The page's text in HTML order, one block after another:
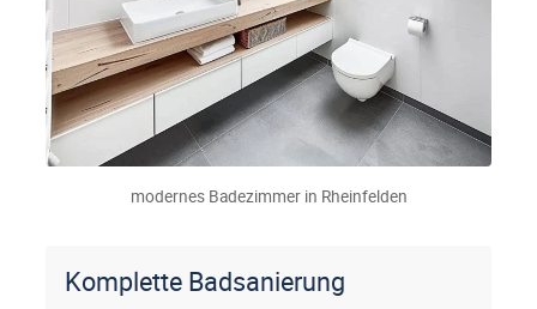
modernes Badezimmer in Rheinfelden
Komplette Badsanierung